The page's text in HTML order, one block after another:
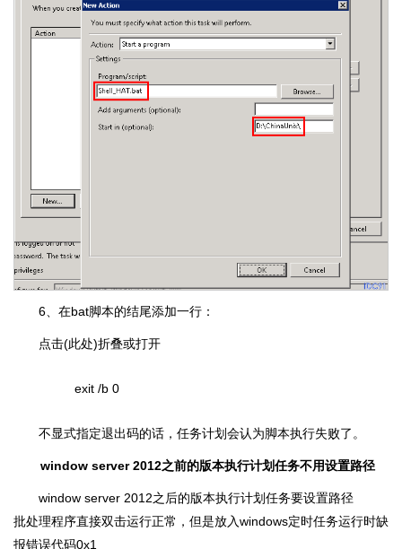
6、在bat脚本的结尾添加一行：
点击(此处)折叠或打开
exit /b 0
不显式指定退出码的话，任务计划会认为脚本执行失败了。
window server 2012之前的版本执行计划任务不用设置路径
window server 2012之后的版本执行计划任务要设置路径
批处理程序直接双击运行正常，但是放入windows定时任务运行时缺
报错误代码0x1